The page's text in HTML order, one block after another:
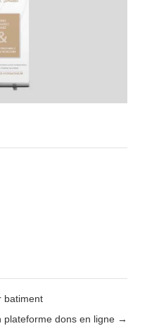
batiment
plateforme dons en ligne →